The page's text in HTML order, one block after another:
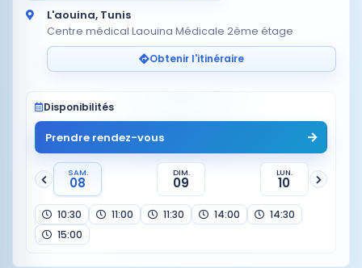
L'aouina, Tunis
Centre médical Laouina Médicale 2ème étage
Obtenir l'itinéraire
Disponibilités
Prendre rendez-vous
SAM.
08
DIM.
09
LUN.
10
10:30 11:00 11:30 14:00
14:30
15:00